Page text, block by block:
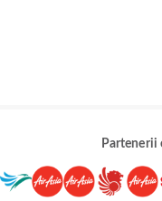
Partenerii